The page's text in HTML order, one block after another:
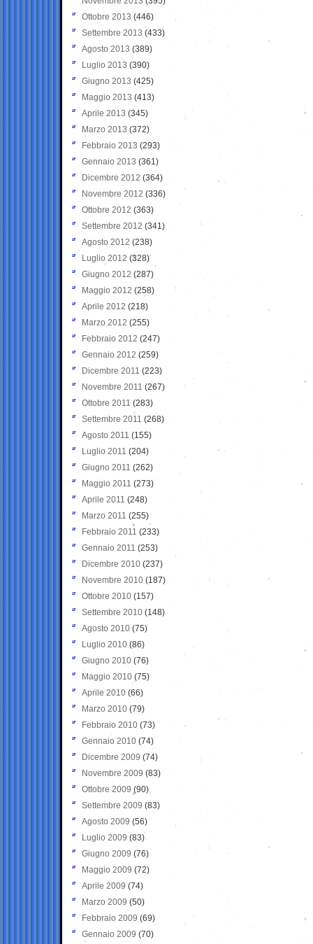
Ottobre 2013 (446)
Settembre 2013 (433)
Agosto 2013 (389)
Luglio 2013 (390)
Giugno 2013 (425)
Maggio 2013 (413)
Aprile 2013 (345)
Marzo 2013 (372)
Febbraio 2013 (293)
Gennaio 2013 (361)
Dicembre 2012 (364)
Novembre 2012 (336)
Ottobre 2012 (363)
Settembre 2012 (341)
Agosto 2012 (238)
Luglio 2012 (328)
Giugno 2012 (287)
Maggio 2012 (258)
Aprile 2012 (218)
Marzo 2012 (255)
Febbraio 2012 (247)
Gennaio 2012 (259)
Dicembre 2011 (223)
Novembre 2011 (267)
Ottobre 2011 (283)
Settembre 2011 (268)
Agosto 2011 (155)
Luglio 2011 (204)
Giugno 2011 (262)
Maggio 2011 (273)
Aprile 2011 (248)
Marzo 2011 (255)
Febbraio 2011 (233)
Gennaio 2011 (253)
Dicembre 2010 (237)
Novembre 2010 (187)
Ottobre 2010 (157)
Settembre 2010 (148)
Agosto 2010 (75)
Luglio 2010 (86)
Giugno 2010 (76)
Maggio 2010 (75)
Aprile 2010 (66)
Marzo 2010 (79)
Febbraio 2010 (73)
Gennaio 2010 (74)
Dicembre 2009 (74)
Novembre 2009 (83)
Ottobre 2009 (90)
Settembre 2009 (83)
Agosto 2009 (56)
Luglio 2009 (83)
Giugno 2009 (76)
Maggio 2009 (72)
Aprile 2009 (74)
Marzo 2009 (50)
Febbraio 2009 (69)
Gennaio 2009 (70)